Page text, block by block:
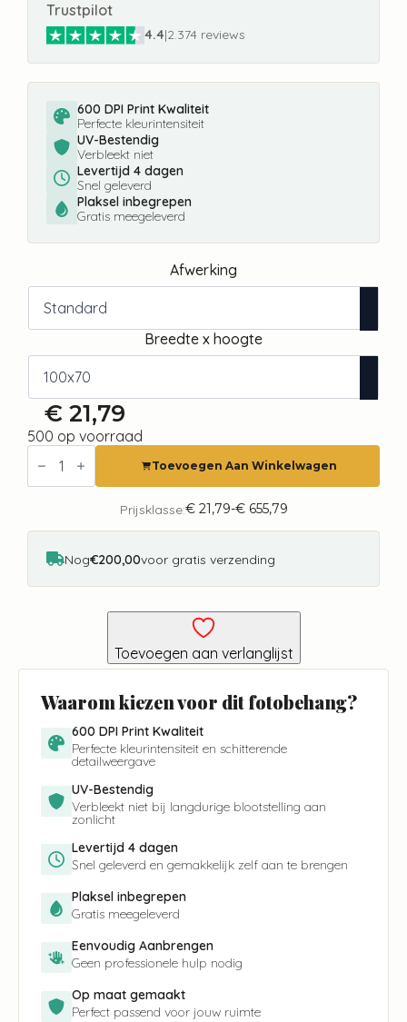
Trustpilot
4.4|2.374 reviews
600 DPI Print Kwaliteit
Perfecte kleurintensiteit
UV-Bestendig
Verbleekt niet
Levertijd 4 dagen
Snel geleverd
Plaksel inbegrepen
Gratis meegeleverd
Afwerking
Breedte x hoogte
€ 21,79
500 op voorraad
Fotobehang
Teddy
Car
aantal
Toevoegen Aan Winkelwagen
Prijsklasse:€21,79-€655,79
Prijsklasse:
€ 21,79
€ 655,79
Nog€200,00voor gratis verzending
Toevoegen aan verlanglijst
Waarom kiezen voor dit fotobehang?
600 DPI Print Kwaliteit
Perfecte kleurintensiteit en schitterende
detailweergave
UV-Bestendig
Verbleekt niet bij langdurige blootstelling aan
zonlicht
Levertijd 4 dagen
Snel geleverd en gemakkelijk zelf aan te brengen
Plaksel inbegrepen
Gratis meegeleverd
Eenvoudig Aanbrengen
Geen professionele hulp nodig
Op maat gemaakt
Perfect passend voor jouw ruimte